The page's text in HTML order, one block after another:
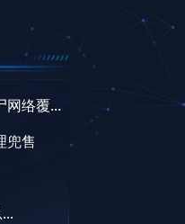
网络覆...
兜售